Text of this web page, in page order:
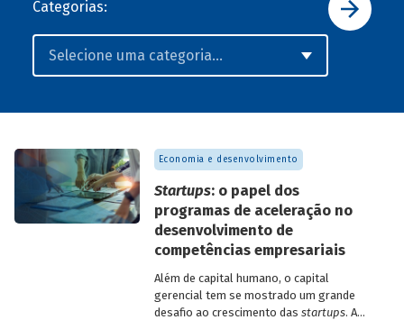
Categorias:
Economia e desenvolvimento
Startups: o papel dos
programas de aceleração no
desenvolvimento de
competências empresariais
Além de capital humano, o capital
gerencial tem se mostrado um grande
desafio ao crescimento das startups. A